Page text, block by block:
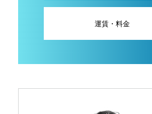
運賃・料金